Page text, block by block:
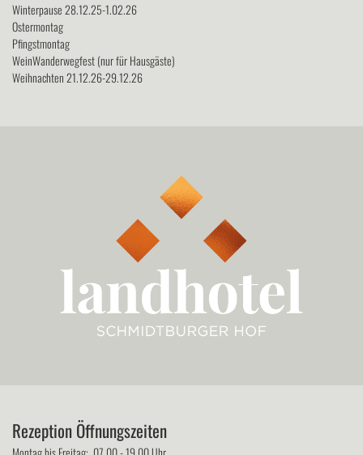
Winterpause 28.12.25-1.02.26
Ostermontag
Pfingstmontag
WeinWanderwegfest (nur für Hausgäste)
Weihnachten 21.12.26-29.12.26
Rezeption Öffnungszeiten